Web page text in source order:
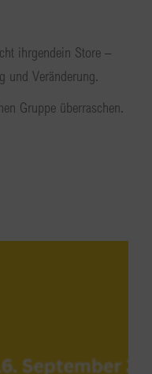
ihrgendein Store –
und Veränderung.
Gruppe überraschen.